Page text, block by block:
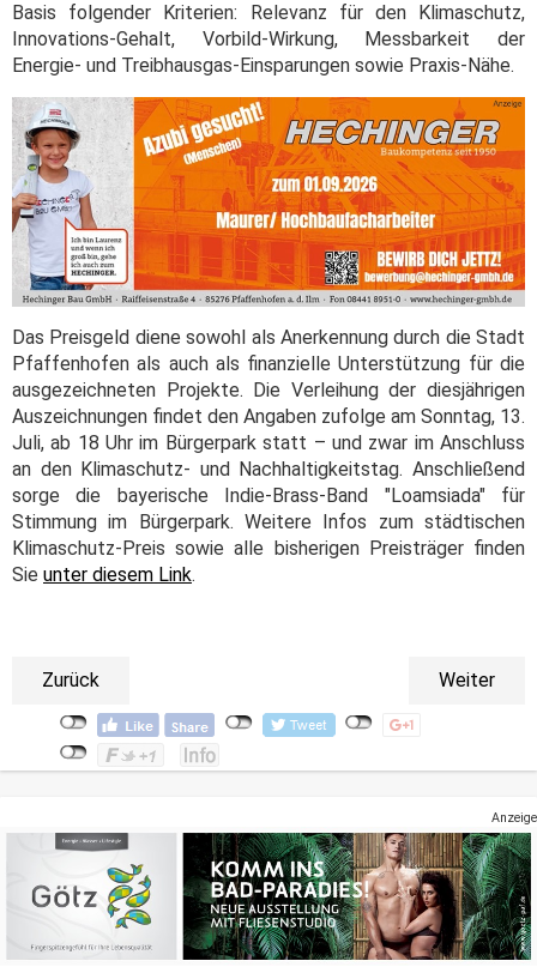
Basis folgender Kriterien: Relevanz für den Klimaschutz,
Innovations-Gehalt, Vorbild-Wirkung, Messbarkeit der
Energie- und Treibhausgas-Einsparungen sowie Praxis-Nähe.
Das Preisgeld diene sowohl als Anerkennung durch die Stadt
Pfaffenhofen als auch als finanzielle Unterstützung für die
ausgezeichneten Projekte. Die Verleihung der diesjährigen
Auszeichnungen findet den Angaben zufolge am Sonntag, 13.
Juli, ab 18 Uhr im Bürgerpark statt – und zwar im Anschluss
an den Klimaschutz- und Nachhaltigkeitstag. Anschließend
sorge die bayerische Indie-Brass-Band "Loamsiada" für
Stimmung im Bürgerpark. Weitere Infos zum städtischen
Klimaschutz-Preis sowie alle bisherigen Preisträger finden
Sie unter diesem Link.
Zurück Weiter
Anzeige